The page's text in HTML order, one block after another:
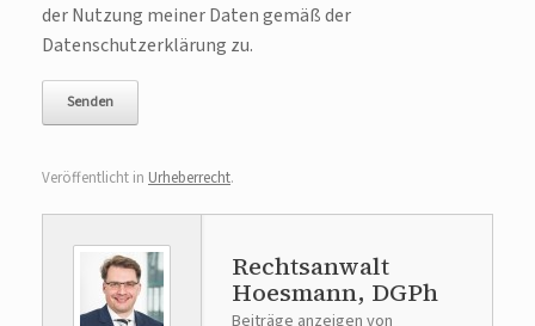
der Nutzung meiner Daten gemäß der
Datenschutzerklärung zu.
Veröffentlicht in Urheberrecht.
Rechtsanwalt
Hoesmann, DGPh